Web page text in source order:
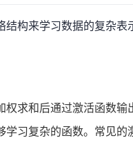
构来学习数据的复杂表
求和后通过激活函数输
学习复杂的函数。常见的